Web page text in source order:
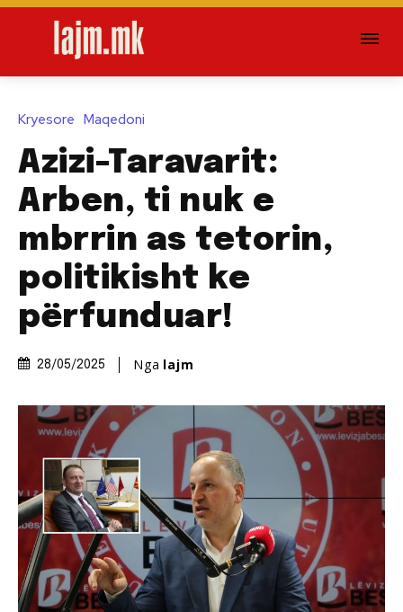
Kryesore Maqedoni
Azizi-Taravarit:
Arben, ti nuk e
mbrrin as tetorin,
politikisht ke
përfunduar!
28/05/2025 Nga lajm